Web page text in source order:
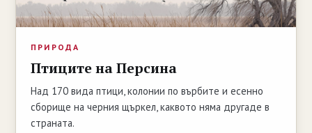
ПРИРОДА
Птиците на Персина
Над 170 вида птици, колонии по върбите и есенно
сборище на черния щъркел, каквото няма другаде в
страната.